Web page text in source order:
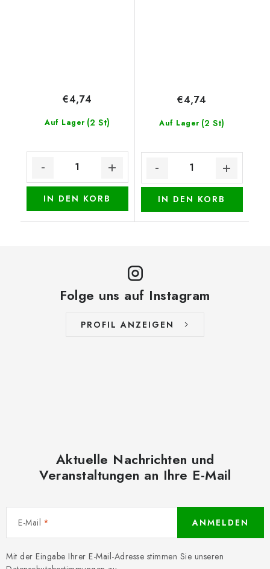
Auf Lager (2 St)
€4,74
IN DEN KORB
Auf Lager (2 St)
€4,74
IN DEN KORB
Folge uns auf Instagram
PROFIL ANZEIGEN
Aktuelle Nachrichten und
Veranstaltungen an Ihre E-Mail
E-Mail
Mit der Eingabe Ihrer E-Mail-Adresse stimmen Sie unseren
ANMELDEN